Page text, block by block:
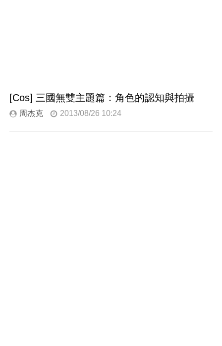
[Cos] 三國無雙主題篇：角色的認知與拍攝
周杰克 2013/08/26 10:24